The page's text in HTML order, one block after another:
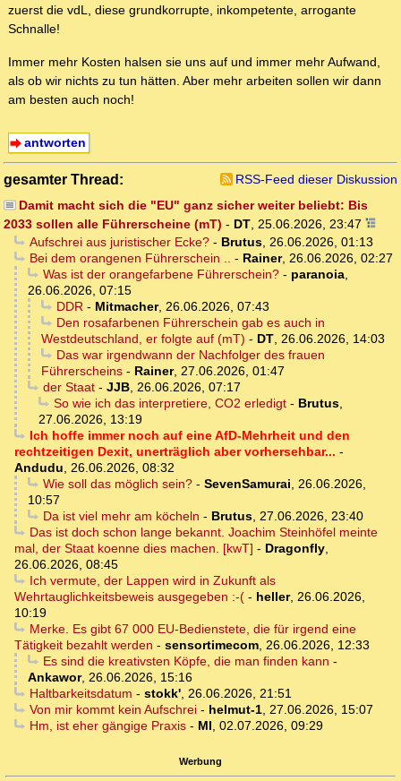
zuerst die vdL, diese grundkorrupte, inkompetente, arrogante
Schnalle!
Immer mehr Kosten halsen sie uns auf und immer mehr Aufwand,
als ob wir nichts zu tun hätten. Aber mehr arbeiten sollen wir dann
am besten auch noch!
antworten
gesamter Thread:
RSS-Feed dieser Diskussion
Damit macht sich die "EU" ganz sicher weiter beliebt: Bis
2033 sollen alle Führerscheine (mT) - DT, 25.06.2026, 23:47
Aufschrei aus juristischer Ecke?- Brutus, 26.06.2026, 01:13
Bei dem orangenen Führerschein .. - Rainer, 26.06.2026, 02:27
Was ist der orangefarbene Führerschein?- paranoia,
26.06.2026, 07:15
DDR- Mitmacher, 26.06.2026, 07:43
Den rosafarbenen Führerschein gab es auch in
Westdeutschland, er folgte auf (mT) - DT, 26.06.2026, 14:03
Das war irgendwann der Nachfolger des frauen
Führerscheins - Rainer, 27.06.2026, 01:47
der Staat- JJB, 26.06.2026, 07:17
So wie ich das interpretiere, CO2 erledigt- Brutus,
27.06.2026, 13:19
Ich hoffe immer noch auf eine AfD-Mehrheit und den
rechtzeitigen Dexit, unerträglich aber vorhersehbar... -
Andudu, 26.06.2026, 08:32
Wie soll das möglich sein?- SevenSamurai, 26.06.2026,
10:57
Da ist viel mehr am köcheln - Brutus, 27.06.2026, 23:40
Das ist doch schon lange bekannt. Joachim Steinhöfel meinte
mal, der Staat koenne dies machen. [kwT] - Dragonfly,
26.06.2026, 08:45
Ich vermute, der Lappen wird in Zukunft als
Wehrtauglichkeitsbeweis ausgegeben :-( - heller, 26.06.2026,
10:19
Merke. Es gibt 67 000 EU-Bedienstete, die für irgend eine
Tätigkeit bezahlt werden - sensortimecom, 26.06.2026, 12:33
Es sind die kreativsten Köpfe, die man finden kann -
Ankawor, 26.06.2026, 15:16
Haltbarkeitsdatum - stokk', 26.06.2026, 21:51
Von mir kommt kein Aufschrei- helmut-1, 27.06.2026, 15:07
Hm, ist eher gängige Praxis- MI, 02.07.2026, 09:29
Werbung